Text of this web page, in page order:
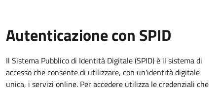
Autenticazione con SPID
Il Sistema Pubblico di Identità Digitale (SPID) è il sistema di
accesso che consente di utilizzare, con un'identità digitale
unica, i servizi online. Per accedere utilizza le credenziali che